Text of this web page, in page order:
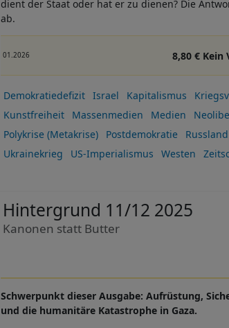
dient der Staat oder hat er zu dienen? Die
ab.
01.2026 8,80 € Kein
Demokratiedefizit Israel Kapitalismus
Kunstfreiheit
Massenmedien Medien
Polykrise (Metakrise)
Postdemokratie Russland
Ukrainekrieg
US-Imperialismus Westen
Hintergrund 11/12 2025
Kanonen statt Butter
Schwerpunkt dieser Ausgabe: Aufrüstung,
und die humanitäre Katastrophe in Gaza.